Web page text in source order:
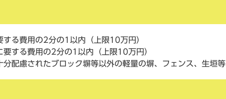
る費用の2分の1以内（上限10万円）
要する費用の2分の1以内（上限10万円）
配慮されたブロック塀等以外の軽量の塀、フェンス、生垣等